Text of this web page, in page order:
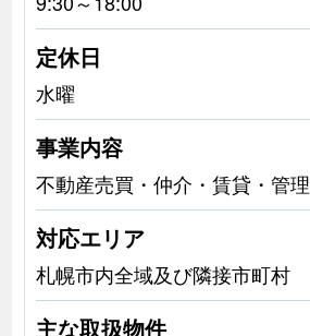
定休日
水曜
事業内容
不動産売買・仲介・賃貸・管理
対応エリア
札幌市内全域及び隣接市町村
主な取扱物件